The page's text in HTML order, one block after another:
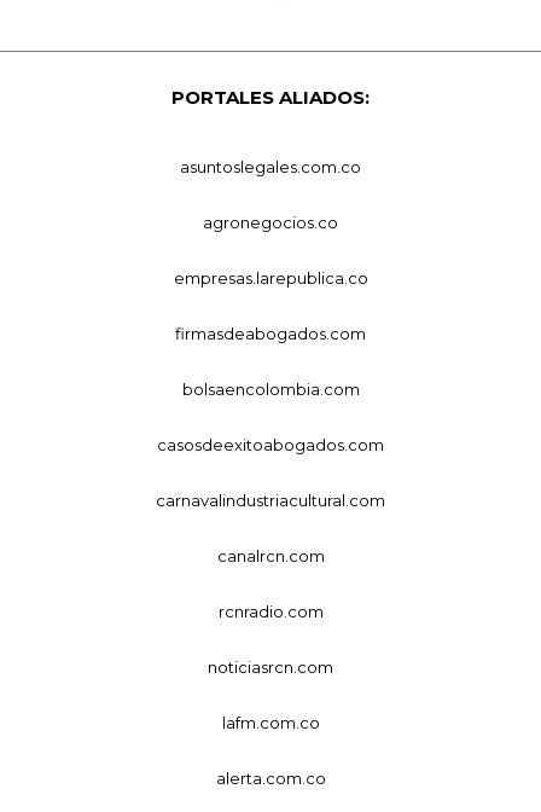
PORTALES ALIADOS:
asuntoslegales.com.co
agronegocios.co
empresas.larepublica.co
firmasdeabogados.com
bolsaencolombia.com
casosdeexitoabogados.com
carnavalindustriacultural.com
canalrcn.com
rcnradio.com
noticiasrcn.com
lafm.com.co
alerta.com.co